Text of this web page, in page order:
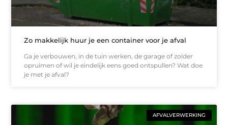
Zo makkelijk huur je een container voor je afval
Ga je verbouwen, in de tuin werken, de garage of zolder
opruimen of wil je eindelijk eens goed ontspullen? Wat doe
je met je afval?
AFVALVERWERKING